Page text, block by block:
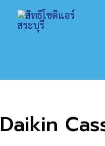
Home สินค้า
หน้าหลัก/
Daikin